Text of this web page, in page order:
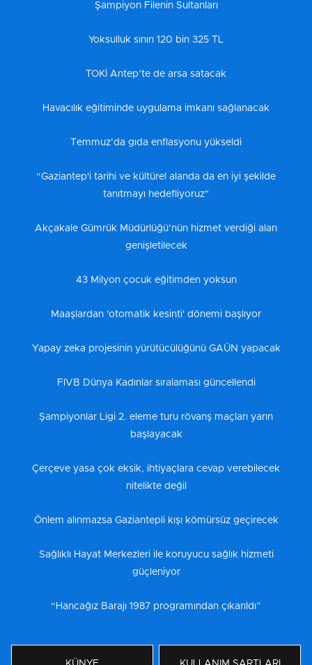
Şampiyon Filenin Sultanları
Yoksulluk sınırı 120 bin 325 TL
TOKİ Antep’te de arsa satacak
Havacılık eğitiminde uygulama imkanı sağlanacak
Temmuz’da gıda enflasyonu yükseldi
“Gaziantep'i tarihi ve kültürel alanda da en iyi şekilde
tanıtmayı hedefliyoruz"
Akçakale Gümrük Müdürlüğü’nün hizmet verdiği alan
genişletilecek
43 Milyon çocuk eğitimden yoksun
Maaşlardan 'otomatik kesinti' dönemi başlıyor
Yapay zeka projesinin yürütücülüğünü GAÜN yapacak
FIVB Dünya Kadınlar sıralaması güncellendi
Şampiyonlar Ligi 2. eleme turu rövanş maçları yarın
başlayacak
Çerçeve yasa çok eksik, ihtiyaçlara cevap verebilecek
nitelikte değil
Önlem alınmazsa Gaziantepli kışı kömürsüz geçirecek
Sağlıklı Hayat Merkezleri ile koruyucu sağlık hizmeti
güçleniyor
“Hancağız Barajı 1987 programından çıkarıldı”